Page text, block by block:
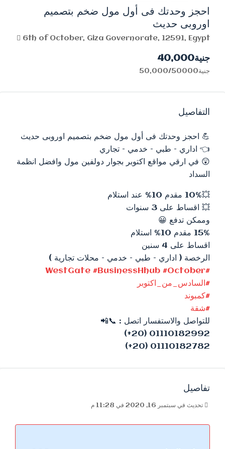
احجز وحدتك فى أول مول ضخم بتصميم
اوروبى حديث
6th of October, Giza Governorate, 12591, Egypt
جنية40,000
جنية50,000/50000
التفاصيل
💪 احجز وحدتك فى أول مول ضخم بتصميم اوروبى حديث
👈 اداري – طبي – خدمي – تجاري
😲 في ارقي مواقع اكتوبر بجوار دولفين مول وافضل انظمة
السداد
💥10% مقدم 10% عند استلام
💥 اقساط على 3 سنوات
وممكن تدفع 😀
15% مقدم 10% استلام
اقساط على 4 سنين
الرخصة ( اداري – طبي – خدمي – محلات تجارية )
#
WestGate #BusinessHhub #October
# السادس_من_اكتوبر
#كمبوند
#شقة
للتواصل والاستفسار اتصل : 📞
📲
01110182992 (20+)
01110182782 (20+)
تفاصيل
تحديث في سبتمبر 16, 2020 في 11:28 م